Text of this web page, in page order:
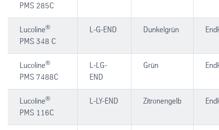
PMS 285C
Lucoline®
PMS 348 C
L-G-END Dunkelgrün
Lucoline®
PMS 7488C
L-LG-
END
Grün
Lucoline®
PMS 116C
L-LY-END Zitronengelb